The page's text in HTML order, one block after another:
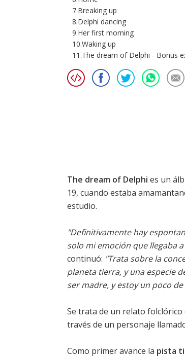
7.Breaking up
8.Delphi dancing
9.Her first morning
10.Waking up
11.The dream of Delphi - Bonus
The dream of Delphi es un
19, cuando estaba
estudio.
"Definitivamente hay
solo mi emoción que llegaba
continuó: "Trata sobre la
planeta tierra, y una especie
ser madre, y estoy un poco
Se trata de un relato
través de un personaje
Como primer avance la pista